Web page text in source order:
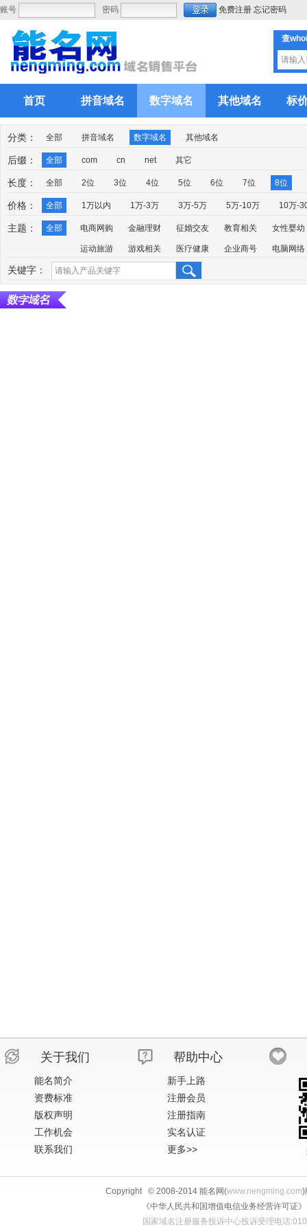
账号 密码 免费注册 忘记密码
查
首页 拼音域名 数字域名 其他域名 标
分类： 全部 拼音域名 数字域名 其他域名
后缀： 全部 com cn net 其它
长度： 全部 2位 3位 4位 5位 6位 7位 8位
价格： 全部 1万以内 1万-3万 3万-5万 5万-10万 10万-
主题： 全部 电商网购 金融理财 征婚交友 教育相关 女性婴幼
运动旅游 游戏相关 医疗健康 企业商号 电脑网络
关键字：
关于我们
能名简介
资费标准
版权声明
工作机会
联系我们
帮助中心
新手上路
注册会员
注册指南
实名认证
更多>>
Copyright © 2008-2014 能名网(www.nengming.com)
《中华人民共和国增值电信业务经营许可
国家域名注册服务投诉中心投诉受理电话